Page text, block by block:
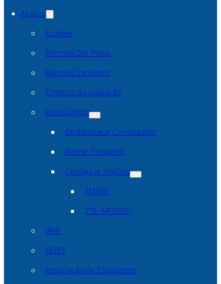
Alunos
Exames
Informações Prova
Manuais Escolares
Critérios de Avaliação
Escola Digital
Desbloquear Computador
Alterar Password
Configurar HotSpot
TMF08
ZTE_MF920U
IAVE
DGES
Associação de Estudantes